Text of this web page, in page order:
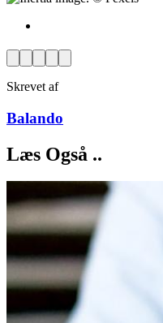
Facebook
Pinterest
Twitter
PrintEmail
Skrevet af
Balando
Læs Også ..